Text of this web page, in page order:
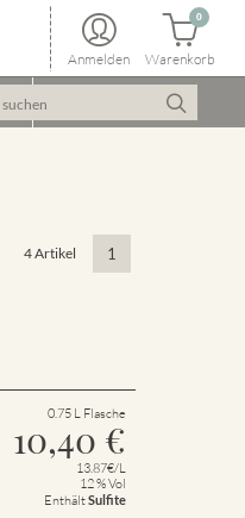
Anmelden Warenkorb
0
4 Artikel 1
0.75 L Flasche
10,40 €
13.87€/L
12 % Vol
EnthältSulfite